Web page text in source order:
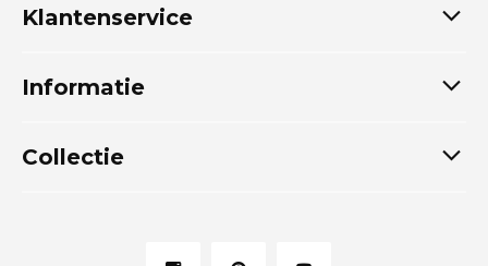
Klantenservice
Informatie
Collectie